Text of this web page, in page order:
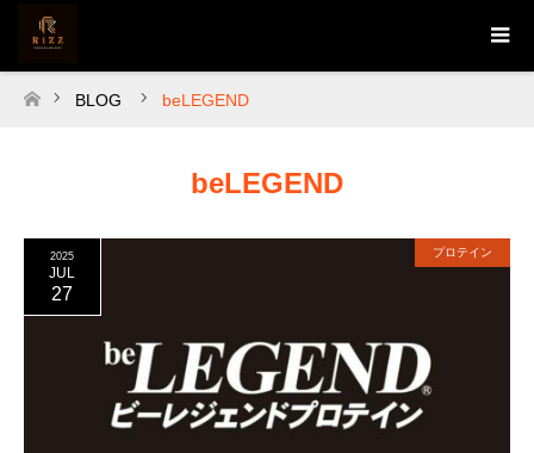
ホーム
BLOG beLEGEND
beLEGEND
2025
JUL
27
プロテイン